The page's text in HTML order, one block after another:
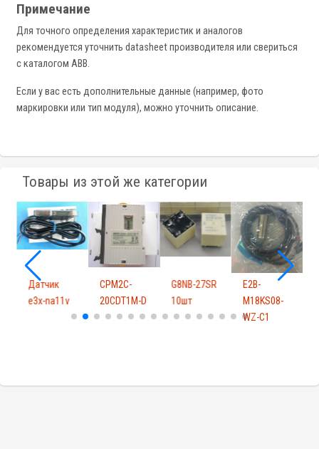
Примечание
Для точного определения характеристик и аналогов
рекомендуется уточнить datasheet производителя или свериться
с каталогом ABB.
Если у вас есть дополнительные данные (например, фото
маркировки или тип модуля), можно уточнить описание.
Товары из этой же категории
Датчик
e3x-na11v
CPM2C-
20CDT1M-D
G8NB-27SR
10шт
E2B-
M18KS08-
WZ-C1